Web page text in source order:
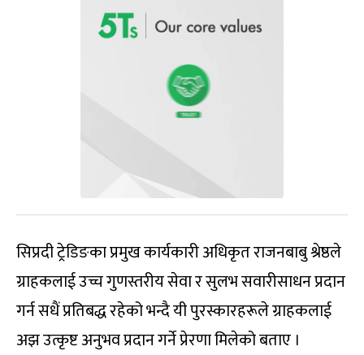
सिप्रदी ट्रेडिङका प्रमुख कार्यकारी अधिकृत राजनबाबु श्रेष्ठले
ग्राहकलाई उच्च गुणस्तरीय सेवा र सुलभ सवारीसाधन प्रदान
गर्न सधैं प्रतिबद्ध रहेको भन्दै यी पुरस्कारहरूले ग्राहकलाई
अझ उत्कृष्ट अनुभव प्रदान गर्ने प्रेरणा मिलेको बताए ।